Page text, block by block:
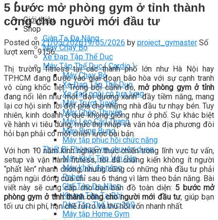
Giới thiệu
Shop
Giàn Tạ Đa Năng
Máy Chạy Bộ
Xe Đạp Tập Thể Dục
Máy Tập Thể Dục ( Cardio )
Máy Chạy Bộ
Xe Đạp Tập Thể Dục
Xe đạp ngồi có tựa lưng
Máy Trượt Tuyết
Máy Chèo Thuyền
Máy Leo Cầu Thang
Máy Rung Bụng
Máy tập phục hồi chức năng
Thiết Bị Phòng Gym chuyên dụng
Máy Khối Tập Với Cáp
Máy khối đa năng
Robot
Ghế Tập Đa Năng
Khung Tập Tạ Rời
Dàn Tập Thể Lực 360
Máy tập Home Gym
5 bước mở phòng gym ở tỉnh thành
công cho người mới đầu tư
Posted on 21/05/202619/05/2026 by project_gymaster Số
lượt xem: 9156
Thị trường fitness tại các thành phố lớn như Hà Nội hay
TP.HCM đang bước vào giai đoạn bão hòa với sự cạnh tranh
vô cùng khốc liệt. Trong bối cảnh đó,mở phòng gym ở tỉnh
đang nổi lên như một “đại dương xanh” đầy tiềm năng, mang
lại cơ hội sinh lời đột phá cho những nhà đầu tư nhạy bén. Tuy
nhiên, kinh doanh ở quê không giống như ở phố. Sự khác biệt
về hành vi tiêu dùng, mức thu nhập và văn hóa địa phương đòi
hỏi bạn phải có một chiến lược bài bản.
Với hơn 10 năm kinh nghiệm thực chiến trong lĩnh vực tư vấn,
setup và vận hành fitness, tôi đã chứng kiến không ít người
“phất lên” nhanh chóng, nhưng cũng có những nhà đầu tư phải
ngậm ngùi đóng cửa chỉ sau 6 tháng vì làm theo bản năng. Bài
viết này sẽ cung cấp cho bạn bản đồ toàn diện: 5 bước mở
phòng gym ở tỉnh thành công cho người mới đầu tư, giúp bạn
tối ưu chi phí, hạn chế rủi ro và thu hồi vốn nhanh nhất.